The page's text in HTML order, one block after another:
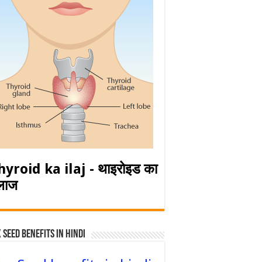
ka ilaj - थाइरोइड का
Seed Benefits in hindi